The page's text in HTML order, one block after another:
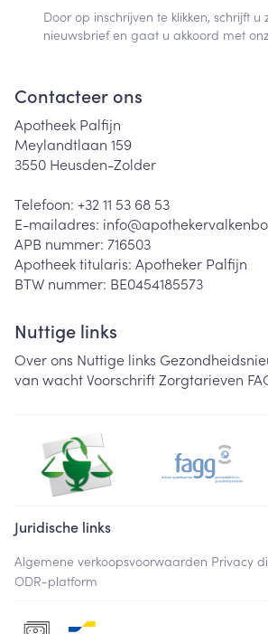
Door op inschrijven te klikken, schrijft u
nieuwsbrief en gaat u akkoord met
Contacteer ons
Apotheek Palfijn
Meylandtlaan 159
3550 Heusden-Zolder
Telefoon: +32 11 53 68 53
E-mailadres: info@
APB nummer: 716503
Apotheek titularis: Apotheker Palfijn
BTW nummer: BE0454185573
Nuttige links
Over ons Nuttige links
van wachtVoorschriftZorgtarieven
Juridische links
Algemene verkoopsvoorwaarden Privacy
ODR-platform